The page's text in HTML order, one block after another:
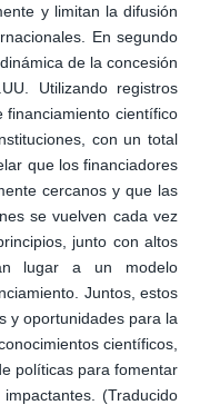
y limitan la difusión
En segundo
de la concesión
Utilizando registros
financiamiento científico
con un total
que los financiadores
cercanos y que las
se vuelven cada vez
junto con altos
lugar a un modelo
Juntos, estos
y oportunidades para la
científicos,
políticas para fomentar
(Traducido